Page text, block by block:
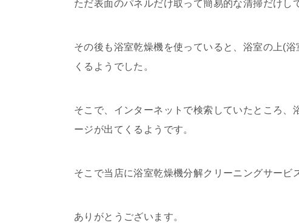
ただ表面のパネルだけ取って簡易的な清掃だけし
その後も浴室乾燥機を使っていると、浴室の上(
くるようでした。
そこで、インターネットで検索していたところ
ージが出てくるようです。
そこで当店に浴室乾燥機分解クリーニングサービ
ありがとうございます。